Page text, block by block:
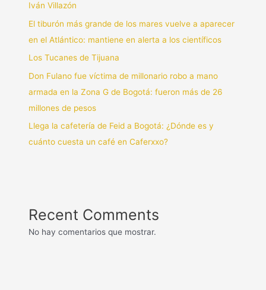
Iván Villazón
El tiburón más grande de los mares vuelve a aparecer
en el Atlántico: mantiene en alerta a los científicos
Los Tucanes de Tijuana
Don Fulano fue víctima de millonario robo a mano
armada en la Zona G de Bogotá: fueron más de 26
millones de pesos
Llega la cafetería de Feid a Bogotá: ¿Dónde es y
cuánto cuesta un café en Caferxxo?
Recent Comments
No hay comentarios que mostrar.